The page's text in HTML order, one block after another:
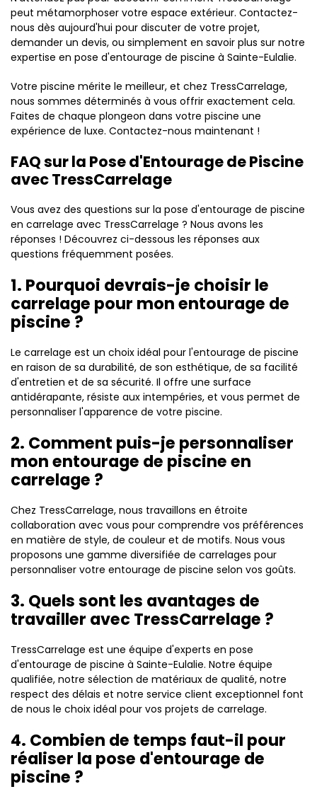
peut métamorphoser votre espace extérieur. Contactez-
nous dès aujourd'hui pour discuter de votre projet,
demander un devis, ou simplement en savoir plus sur notre
expertise en pose d'entourage de piscine à Sainte-Eulalie.
Votre piscine mérite le meilleur, et chez TressCarrelage,
nous sommes déterminés à vous offrir exactement cela.
Faites de chaque plongeon dans votre piscine une
expérience de luxe. Contactez-nous maintenant !
FAQ sur la Pose d'Entourage de Piscine
avec TressCarrelage
Vous avez des questions sur la pose d'entourage de piscine
en carrelage avec TressCarrelage ? Nous avons les
réponses ! Découvrez ci-dessous les réponses aux
questions fréquemment posées.
1. Pourquoi devrais-je choisir le
carrelage pour mon entourage de
piscine ?
Le carrelage est un choix idéal pour l'entourage de piscine
en raison de sa durabilité, de son esthétique, de sa facilité
d'entretien et de sa sécurité. Il offre une surface
antidérapante, résiste aux intempéries, et vous permet de
personnaliser l'apparence de votre piscine.
2. Comment puis-je personnaliser
mon entourage de piscine en
carrelage ?
Chez TressCarrelage, nous travaillons en étroite
collaboration avec vous pour comprendre vos préférences
en matière de style, de couleur et de motifs. Nous vous
proposons une gamme diversifiée de carrelages pour
personnaliser votre entourage de piscine selon vos goûts.
3. Quels sont les avantages de
travailler avec TressCarrelage ?
TressCarrelage est une équipe d'experts en pose
d'entourage de piscine à Sainte-Eulalie. Notre équipe
qualifiée, notre sélection de matériaux de qualité, notre
respect des délais et notre service client exceptionnel font
de nous le choix idéal pour vos projets de carrelage.
4. Combien de temps faut-il pour
réaliser la pose d'entourage de
piscine ?